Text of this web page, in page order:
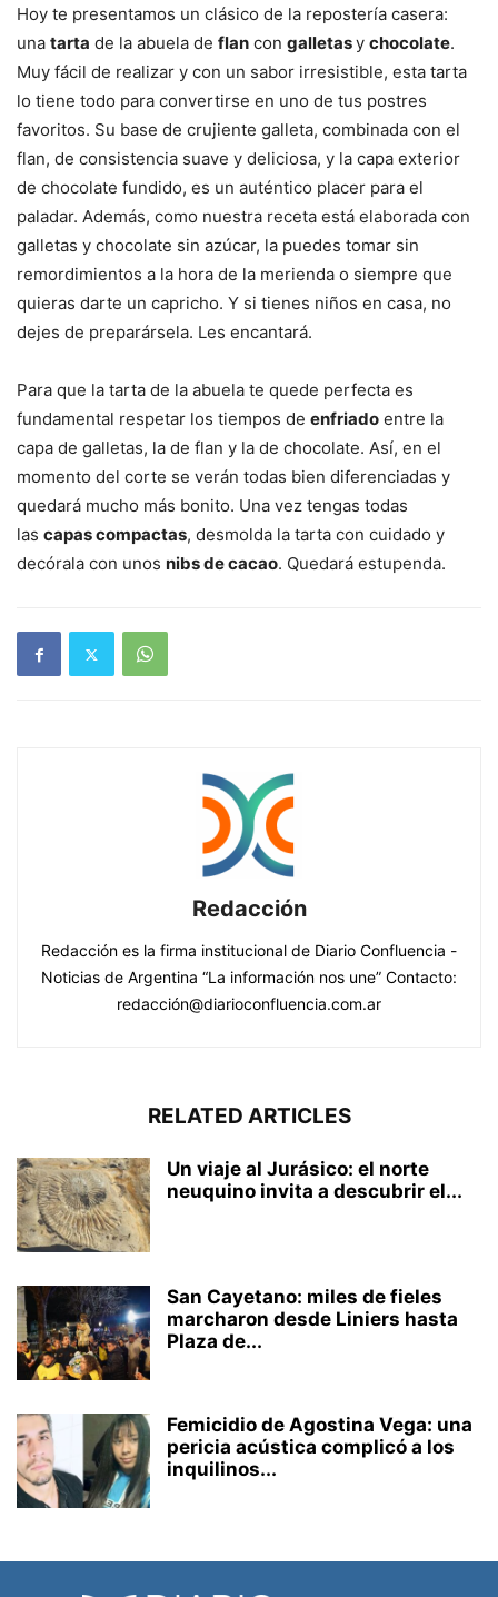
Hoy te presentamos un clásico de la repostería casera:
una tarta de la abuela de flan con galletasy chocolate.
Muy fácil de realizar y con un sabor irresistible, esta tarta
lo tiene todo para convertirse en uno de tus postres
favoritos. Su base de crujiente galleta, combinada con el
flan, de consistencia suave y deliciosa, y la capa exterior
de chocolate fundido, es un auténtico placer para el
paladar. Además, como nuestra receta está elaborada con
galletas y chocolate sin azúcar, la puedes tomar sin
remordimientos a la hora de la merienda o siempre que
quieras darte un capricho. Y si tienes niños en casa, no
dejes de preparársela. Les encantará.
Para que la tarta de la abuela te quede perfecta es
fundamental respetar los tiempos de enfriado entre la
capa de galletas, la de flan y la de chocolate. Así, en el
momento del corte se verán todas bien diferenciadas y
quedará mucho más bonito. Una vez tengas todas
las capas compactas, desmolda la tarta con cuidado y
decórala con unos nibs de cacao. Quedará estupenda.
Redacción
Redacción es la firma institucional de Diario Confluencia -
Noticias de Argentina “La información nos une” Contacto:
redacción@diarioconfluencia.com.ar
RELATED ARTICLES
Un viaje al Jurásico: el norte
neuquino invita a descubrir el...
San Cayetano: miles de fieles
marcharon desde Liniers hasta
Plaza de...
Femicidio de Agostina Vega: una
pericia acústica complicó a los
inquilinos...